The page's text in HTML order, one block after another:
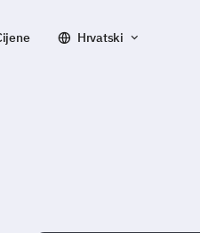
Hrvatski